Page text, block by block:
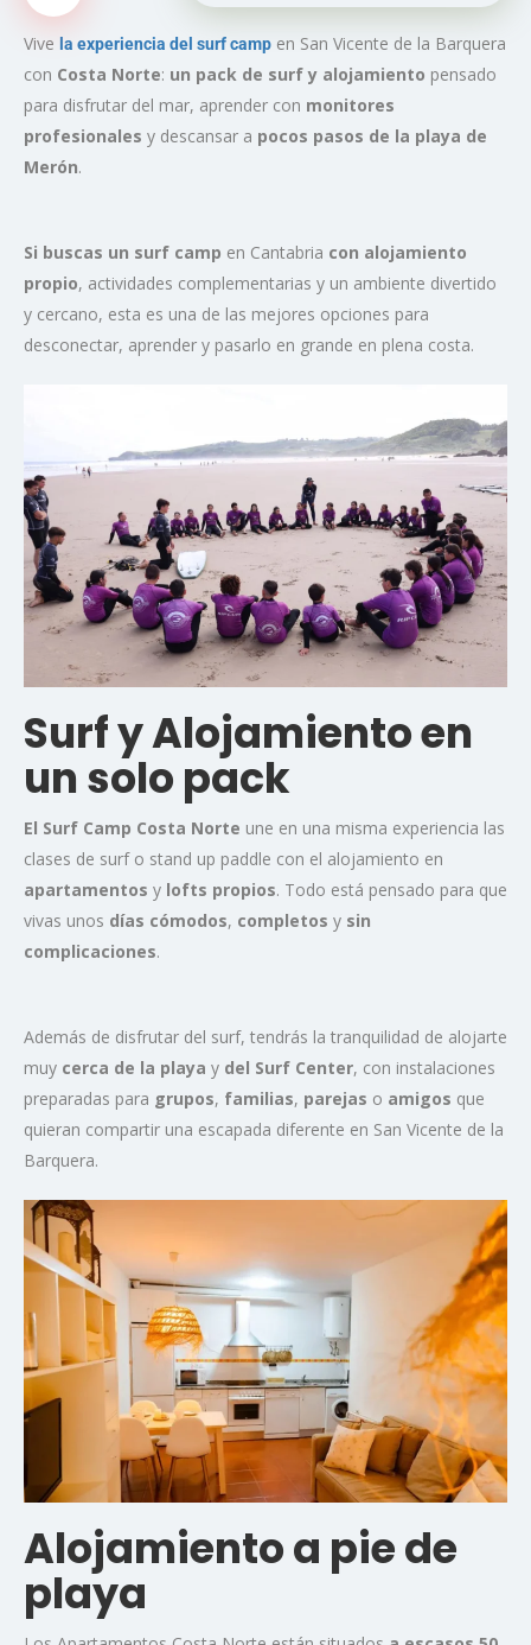
Vive la experiencia del surf camp en San Vicente de la Barquera
con Costa Norte: un pack de surf y alojamiento pensado
para disfrutar del mar, aprender con monitores
profesionales y descansar a pocos pasos de la playa de
Merón.
Si buscas un surf camp en Cantabria con alojamiento
propio, actividades complementarias y un ambiente divertido
y cercano, esta es una de las mejores opciones para
desconectar, aprender y pasarlo en grande en plena costa.
Surf y Alojamiento en
un solo pack
El Surf Camp Costa Norte une en una misma experiencia las
clases de surf o stand up paddle con el alojamiento en
apartamentos y lofts propios. Todo está pensado para que
vivas unos días cómodos, completos y sin
complicaciones.
Además de disfrutar del surf, tendrás la tranquilidad de alojarte
muy cerca de la playa y del Surf Center, con instalaciones
preparadas para grupos, familias, parejas o amigos que
quieran compartir una escapada diferente en San Vicente de la
Barquera.
Alojamiento a pie de
playa